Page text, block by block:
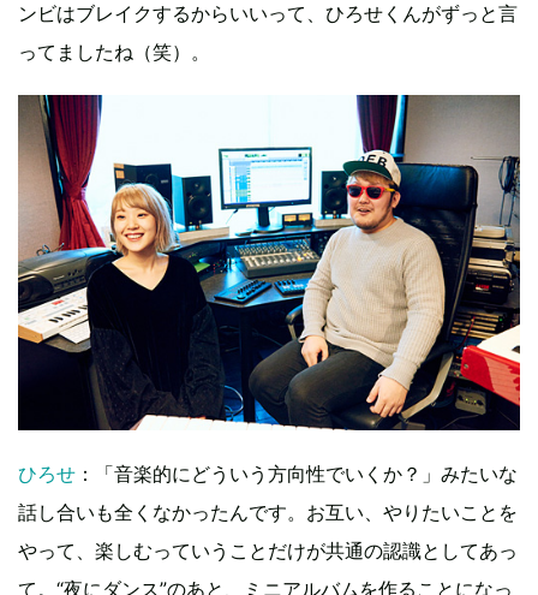
ンビはブレイクするからいいって、ひろせくんがずっと言
ってましたね（笑）。
ひろせ ：「音楽的にどういう方向性でいくか？」みたいな
話し合いも全くなかったんです。お互い、やりたいことを
やって、楽しむっていうことだけが共通の認識としてあっ
て。“夜にダンス”のあと、ミニアルバムを作ることになっ